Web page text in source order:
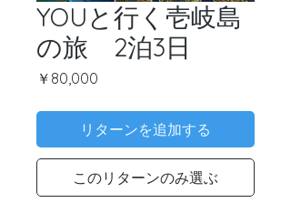
YOUと行く壱岐島
の旅 2泊3日
￥80,000
リターンを追加する
このリターンのみ選ぶ